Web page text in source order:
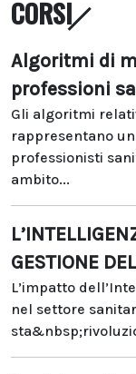
CORSI
Algoritmi di
professioni
Gli algoritmi
rappresentano
professionisti
ambito...
GESTIONE
L’impatto
nel settore